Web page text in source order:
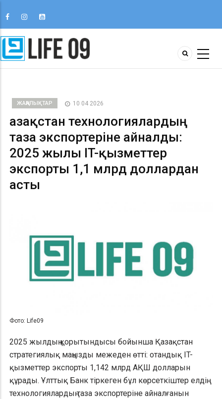
ЖАҢАЛЫҚТАР 10 04 2026
Қазақстан технологиялардың
таза экспортеріне айналды:
2025 жылы IT-қызметтер
экспорты 1,1 млрд доллардан
асты
Фото: Life09
2025 жылдың қорытындысы бойынша Қазақстан
стратегиялық маңызды межеден өтті: отандық IT-
қызметтер экспорты 1,142 млрд АҚШ долларын
құрады. Ұлттық Банк тіркеген бұл көрсеткіштер елдің
технологиялардың таза экспортеріне айналғанын